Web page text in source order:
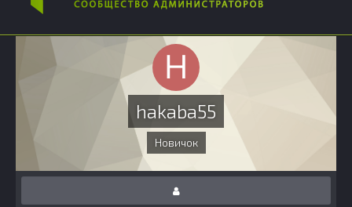
hakaba55
Новичок